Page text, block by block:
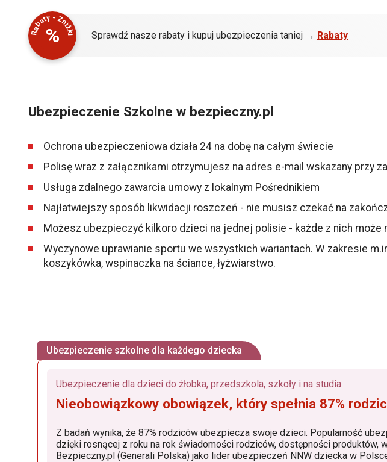
%
Rabaty - Zniżki Sprawdź nasze rabaty i kupuj ubezpieczenia taniej → Rabaty
Ubezpieczenie Szkolne w bezpieczny.pl
Ochrona ubezpieczeniowa działa 24 na dobę na całym świecie
Polisę wraz z załącznikami otrzymujesz na adres e-mail wskazany przy
Usługa zdalnego zawarcia umowy z lokalnym Pośrednikiem
Najłatwiejszy sposób likwidacji roszczeń - nie musisz czekać na
Możesz ubezpieczyć kilkoro dzieci na jednej polisie - każde z nich może
Wyczynowe uprawianie sportu we wszystkich wariantach. W zakresie
koszykówka, wspinaczka na ściance, łyżwiarstwo.
Ubezpieczenie szkolne dla każdego dziecka
Ubezpieczenie dla dzieci do żłobka, przedszkola, szkoły i na studia
Nieobowiązkowy obowiązek, który spełnia 87%
Z badań wynika, że 87% rodziców ubezpiecza swoje dzieci. Popularność ubezpieczeń NNW jest
dzięki rosnącej z roku na rok świadomości rodziców, dostępności produktów, w których znaczącą rolę odgrywa
Bezpieczny.pl (Generali Polska) jako lider ubezpieczeń NNW dziecka w